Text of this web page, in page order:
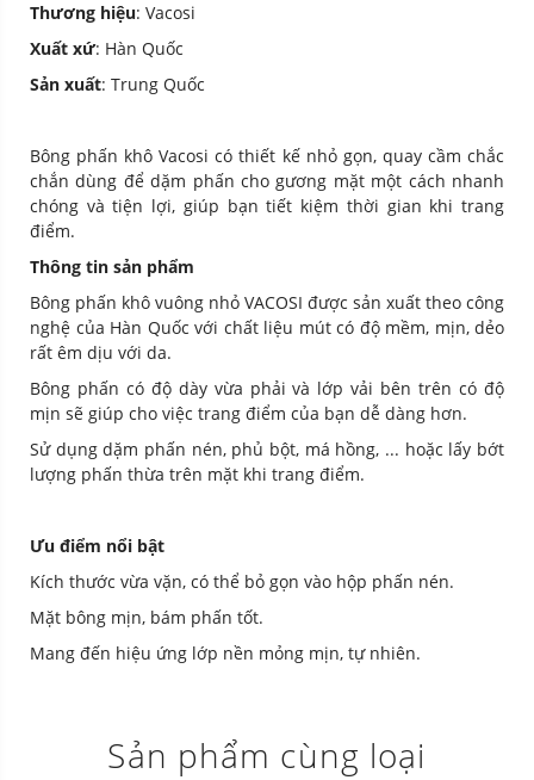
Thương hiệu: Vacosi
Xuất xứ: Hàn Quốc
Sản xuất: Trung Quốc
Bông phấn khô Vacosi có thiết kế nhỏ gọn, quay cầm chắc
chắn dùng để dặm phấn cho gương mặt một cách nhanh
chóng và tiện lợi, giúp bạn tiết kiệm thời gian khi trang
điểm.
Thông tin sản phẩm
Bông phấn khô vuông nhỏ VACOSI được sản xuất theo công
nghệ của Hàn Quốc với chất liệu mút có độ mềm, mịn, dẻo
rất êm dịu với da.
Bông phấn có độ dày vừa phải và lớp vải bên trên có độ
mịn sẽ giúp cho việc trang điểm của bạn dễ dàng hơn.
Sử dụng dặm phấn nén, phủ bột, má hồng, ... hoặc lấy bớt
lượng phấn thừa trên mặt khi trang điểm.
Ưu điểm nổi bật
Kích thước vừa vặn, có thể bỏ gọn vào hộp phấn nén.
Mặt bông mịn, bám phấn tốt.
Mang đến hiệu ứng lớp nền mỏng mịn, tự nhiên.
Sản phẩm cùng loại